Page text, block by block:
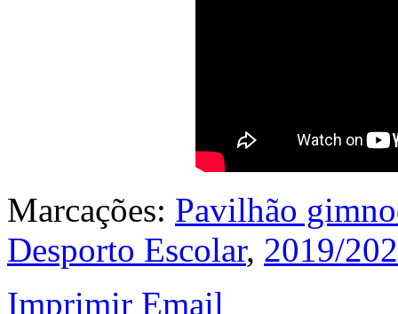
Marcações: Pavilhão
Desporto Escolar, 2019/
Imprimir Email